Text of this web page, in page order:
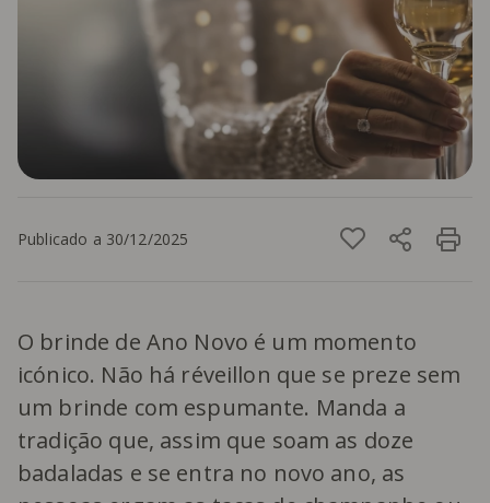
Publicado a 30/12/2025
O brinde de Ano Novo é um momento
icónico. Não há réveillon que se preze sem
um brinde com espumante. Manda a
tradição que, assim que soam as doze
badaladas e se entra no novo ano, as